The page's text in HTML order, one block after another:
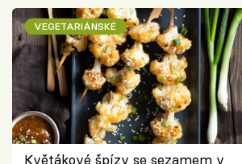
VEGETARIÁNSKÉ
Květákové špízy se sezamem v